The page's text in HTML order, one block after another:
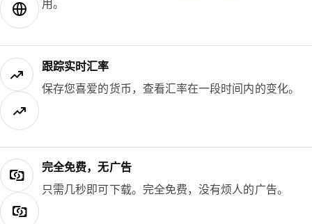
用。
跟踪实时汇率
保存您喜爱的货币，查看汇率在一段时间内的变化。
完全免费，无广告
只需几秒即可下载。完全免费，没有烦人的广告。